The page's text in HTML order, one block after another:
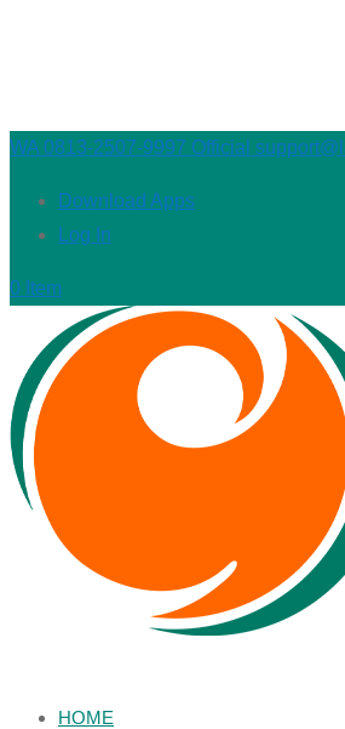
WA 0813-2507-9997 Official
Download Apps
Log In
0 Item
HOME